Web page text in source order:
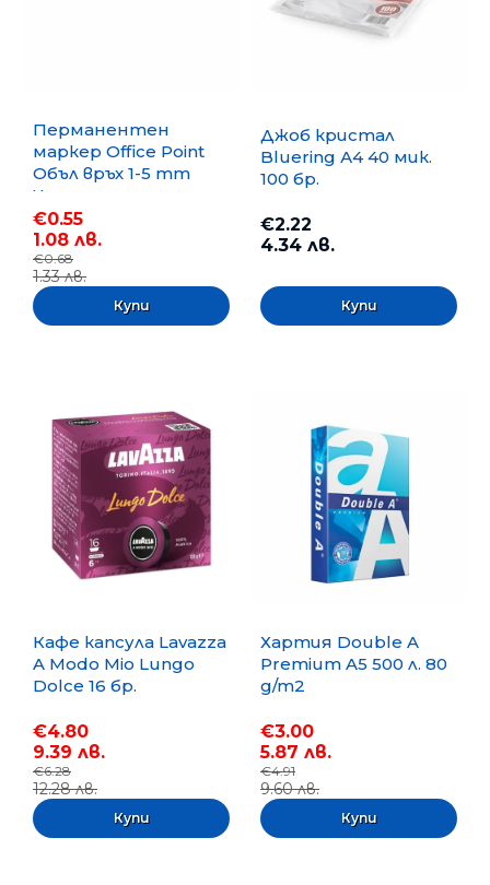
Перманентен
маркер Office Point
Объл връх 1-5 mm
Черен
€0.55
1.08 лв.
€0.68
1.33 лв.
Джоб кристал
Bluering А4 40 мик.
100 бр.
€2.22
4.34 лв.
Кафе капсула Lavazza
A Modo Mio Lungo
Dolce 16 бр.
€4.80
9.39 лв.
€6.28
12.28 лв.
Хартия Double A
Premium A5 500 л. 80
g/m2
€3.00
5.87 лв.
€4.91
9.60 лв.